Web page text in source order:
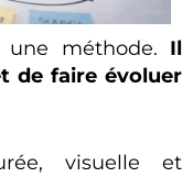
une méthode. Il
de faire évoluer
visuelle et